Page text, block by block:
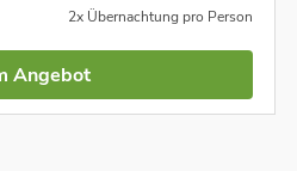
2x Übernachtung pro Person
Angebot